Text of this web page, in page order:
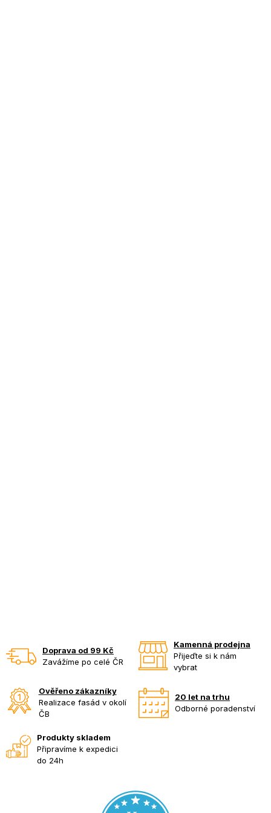
Doprava od 99 Kč
Zavážíme po celé ČR
Kamenná prodejna
Přijeďte si k nám
vybrat
Ověřeno zákazníky
Realizace fasád v okolí
ČB
20 let na trhu
Odborné poradenství
Produkty skladem
Připravíme k expedici
do 24h